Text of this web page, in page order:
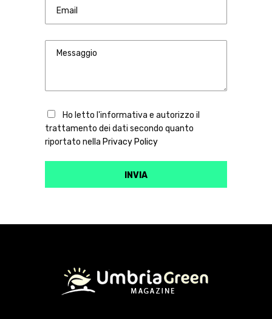
Ho letto l'informativa e autorizzo il
trattamento dei dati secondo quanto
riportato nella Privacy Policy